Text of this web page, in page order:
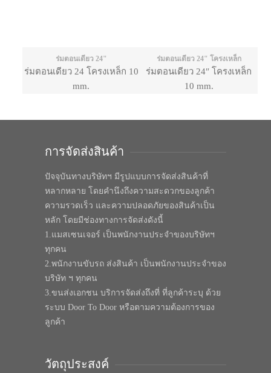
ร่มตอนเดียว 24"
ร่มตอนเดียว 24 โครงเหล็ก 10
mm.
ร่มตอนเดียว 24" โครงเหล็ก
ร่มตอนเดียว 24″ โครงเหล็ก
10 mm.
การจัดส่งสินค้า
ปัจจุบันทางบริษัทฯ มีรูปแบบการจัดส่งสินค้าที่
หลากหลาย โดยคำนึงถึงความสะดวกของลูกค้า
ความรวดเร็ว และความปลอดภัยของสินค้าเป็น
หลัก โดยมีช่องทางการจัดส่งดังนี้
1.แมสเซนเจอร์ เป็นพนักงานประจำของบริษัทฯ
ทุกคน
2.พนักงานขับรถ ส่งสินค้า เป็นพนักงานประจำของ
บริษัท ฯ ทุกคน
3.ขนส่งเอกชน บริการจัดส่งถึงที่ ที่ลูกค้าระบุ ด้วย
ระบบ Door To Door หรือตามความต้องการของ
ลูกค้า
วัตถุประสงค์